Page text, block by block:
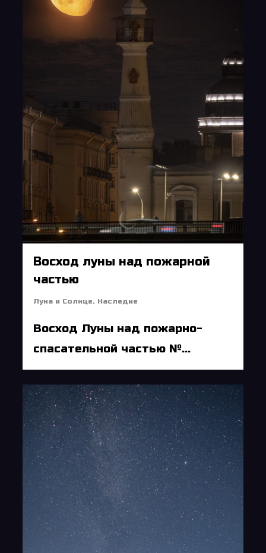
Восход луны над пожарной
частью
Луна и Солнце, Наследие
Восход Луны над пожарно-
спасательной частью №...
6